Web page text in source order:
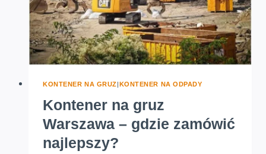
KONTENER NA GRUZ|KONTENER NA ODPADY
Kontener na gruz
Warszawa – gdzie zamówić
najlepszy?